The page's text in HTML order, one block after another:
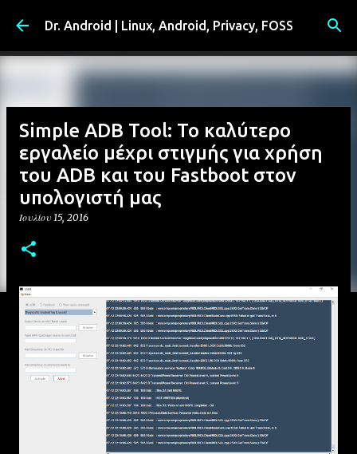
Μετάβαση στο κύριο περιεχόμενο
Dr. Android | Linux, Android, Privacy, FOSS
Simple ADB Tool: Το καλύτερο
εργαλείο μέχρι στιγμής για χρήση
του ADB και του Fastboot στον
υπολογιστή μας
Ιουλίου 15, 2016